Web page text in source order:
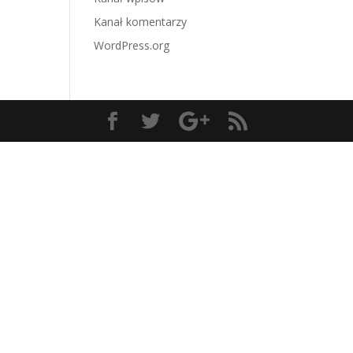
Kanał komentarzy
WordPress.org